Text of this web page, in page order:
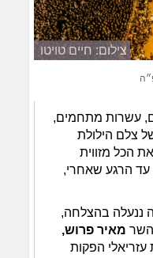
צילום: חיים טויטו
עשרות מתחמים,
צלם הילולת
הכל מזווית
עד הרגע שאחרי,
ננעלה בהצלחה,
השר מאיר פרוש,
עזריאלי הפקות